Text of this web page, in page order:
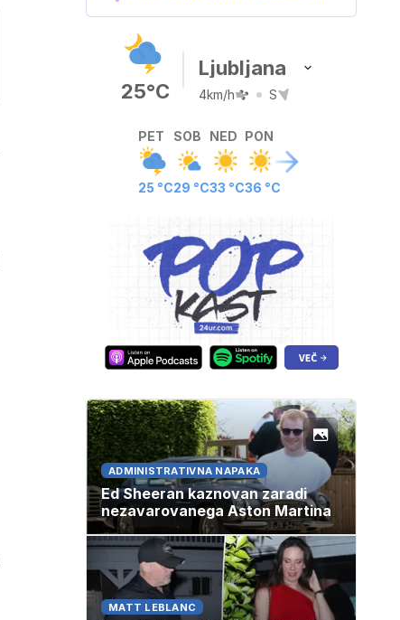
25°C
Ljubljana
4km/h S
PET
25 °C
SOB
29 °C
NED
33 °C
PON
36 °C
ADMINISTRATIVNA NAPAKA
Ed Sheeran kaznovan zaradi
nezavarovanega Aston Martina
MATT LEBLANC